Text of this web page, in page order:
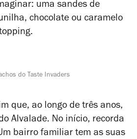
uma sandes de
chocolate ou caramelo
do Taste Invaders
que, ao longo de três anos,
Alvalade. No início, recorda
bairro familiar tem as suas